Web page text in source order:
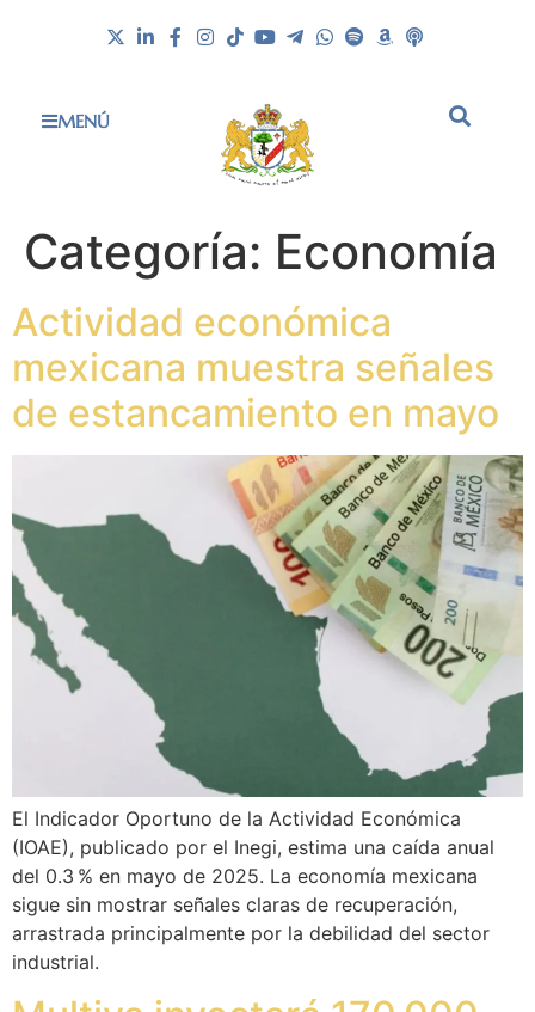
MENÚ
Categoría: Economía
Actividad económica
mexicana muestra señales
de estancamiento en mayo
El Indicador Oportuno de la Actividad Económica
(IOAE), publicado por el Inegi, estima una caída anual
del 0.3 % en mayo de 2025. La economía mexicana
sigue sin mostrar señales claras de recuperación,
arrastrada principalmente por la debilidad del sector
industrial.